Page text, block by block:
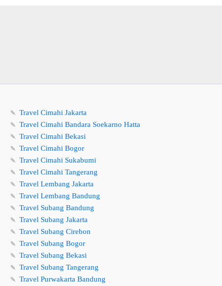
🍡 Travel Cimahi Jakarta
🍡 Travel Cimahi Bandara Soekarno Hatta
🍡 Travel Cimahi Bekasi
🍡 Travel Cimahi Bogor
🍡 Travel Cimahi Sukabumi
🍡 Travel Cimahi Tangerang
🍡 Travel Lembang Jakarta
🍡 Travel Lembang Bandung
🍡 Travel Subang Bandung
🍡 Travel Subang Jakarta
🍡 Travel Subang Cirebon
🍡 Travel Subang Bogor
🍡 Travel Subang Bekasi
🍡 Travel Subang Tangerang
🍡 Travel Purwakarta Bandung